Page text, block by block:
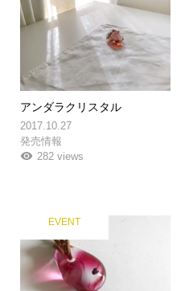
アンダラクリスタル
2017.10.27
発売情報
282 views
EVENT